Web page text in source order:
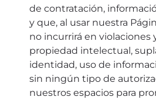
de contratación,
y que, al usar nuestra
no incurrirá en violaciones
propiedad intelectual,
identidad, uso de
sin ningún tipo de
nuestros espacios para